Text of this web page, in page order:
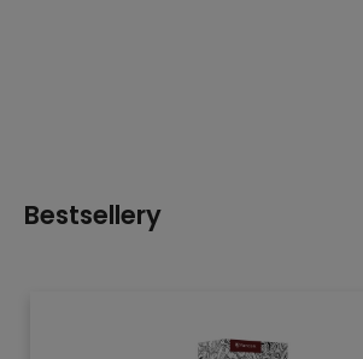
Bestsellery